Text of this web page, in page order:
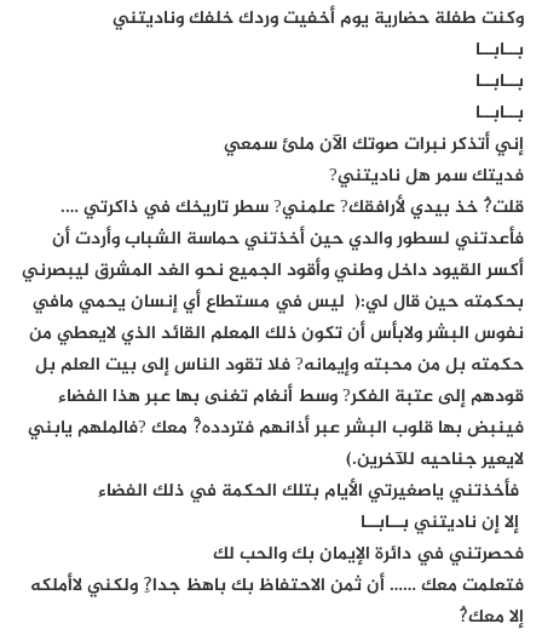
وكنت طفلة حضارية يوم أخفيت وردك خلفك وناديتني
بــابــا
بــابــا
بــابــا
إني أتذكر نبرات صوتك الآن ملئ سمعي
فديتك سمر هل ناديتني?
قلت?ُ خذ بيدي لأرافقك? علمني? سطر تاريخك في ذاكرتي ….
فأعدتني لسطور والدي حين أخذتني حماسة الشباب وأردت أن
أكسر القيود داخل وطني وأقود الجميع نحو الغد المشرق ليبصرني
بحكمته حين قال لي:( ليس في مستطاع أي إنسان يحمي مافي
نفوس البشر ولابأس أن تكون ذلك المعلم القائد الذي لايعطي من
حكمته بل من محبته وإيمانه? فلا تقود الناس إلى بيت العلم بل
قودهم إلى عتبة الفكر? وسط أنغام تغنى بها عبر هذا الفضاء
فينبض بها قلوب البشر عبر أذانهم فتردده?ْ معك ?فالملهم يابني
لايعير جناحيه للآخرين.)
فأخذتني ياصغيرتي الأيام بتلك الحكمة في ذلك الفضاء
إلا إن ناديتني بــابــا
فحصرتني في دائرة الإيمان بك والحب لك
فتعلمت معك …… أن ثمن الاحتفاظ بك باهظ جدا?ِ ولكني لاأملكه
إلا معك?ُ